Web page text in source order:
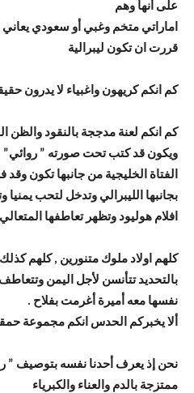
على أنها وهم
اماراتي متخم وغبي أو سعودي يعاني
قررت ان تكون ليبرالية
كم انكم كريهون واغبياء لا يدرون
كم انكم لعنة مدججة بالنقود والظن
ويكون قد كتب تحت صورته ” روائي”
الفتاة الخليجية من جانبها تكون
بجانبها الليبرالي وتدخل لتحب
افلام هوليود وتظهر تعاطفها
كلهم اولاد ملوك متنورين , كلهم
بالتحديد تتأنسن لأجل اليمن
نفسها معه أميرة أغرمت بفلاح .
ألا يخبركم الحدس انكم مجموعة
نحن إذ يعرف أحدنا نفسه بتوصيف ”
ممتزجة بالدم والعناء والكبرياء